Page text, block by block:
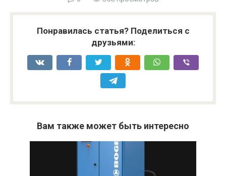
Понравилась статья? Поделиться с
друзьями:
Вам также может быть интересно